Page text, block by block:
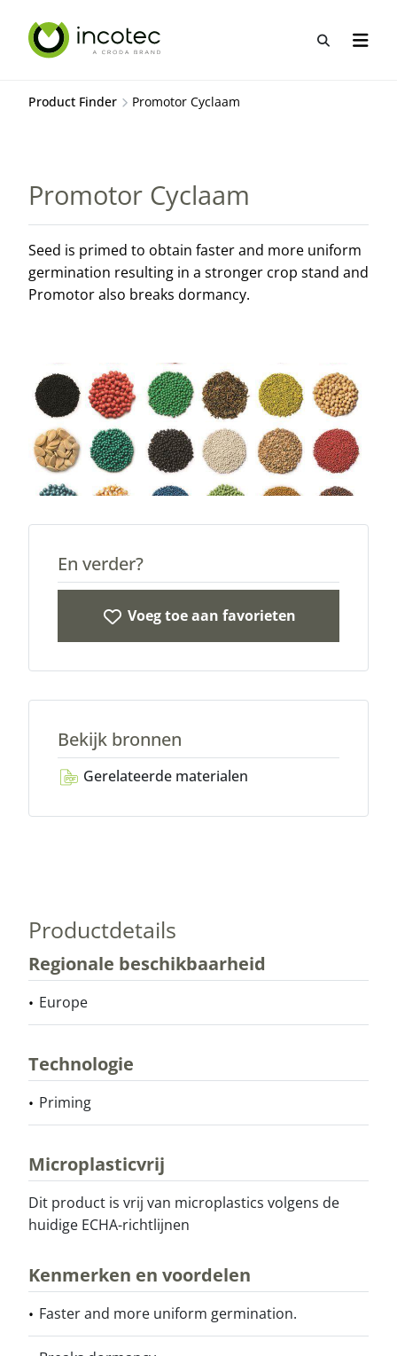
over
over
Open
Open
Product Finder Promotor Cyclaam
Promotor Cyclaam
Seed is primed to obtain faster and more uniform
germination resulting in a stronger crop stand and
Promotor also breaks dormancy.
En verder?
Voeg toe aan favorieten
Bekijk bronnen
Gerelateerde materialen
Productdetails
Regionale beschikbaarheid
Europe
Technologie
Priming
Microplasticvrij
Dit product is vrij van microplastics volgens de
huidige ECHA-richtlijnen
Kenmerken en voordelen
Faster and more uniform germination.